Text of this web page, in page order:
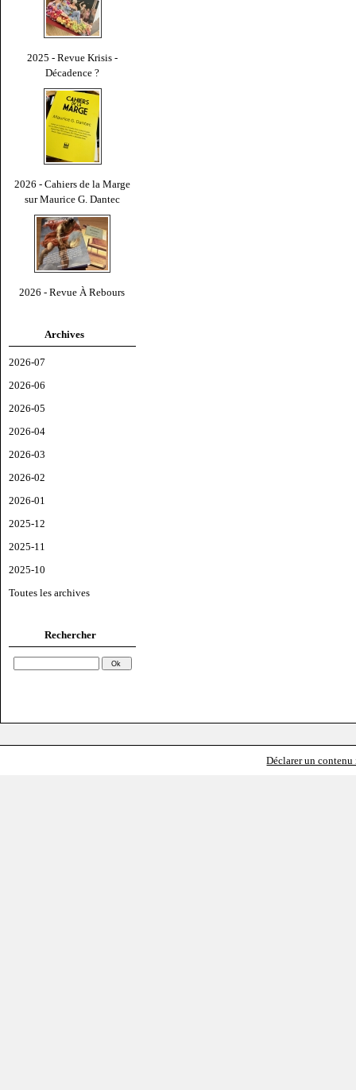
2025 - Revue Krisis -
Décadence ?
2026 - Cahiers de la Marge
sur Maurice G. Dantec
2026 - Revue À Rebours
Archives
2026-07
2026-06
2026-05
2026-04
2026-03
2026-02
2026-01
2025-12
2025-11
2025-10
Toutes les archives
Rechercher
Déclarer un